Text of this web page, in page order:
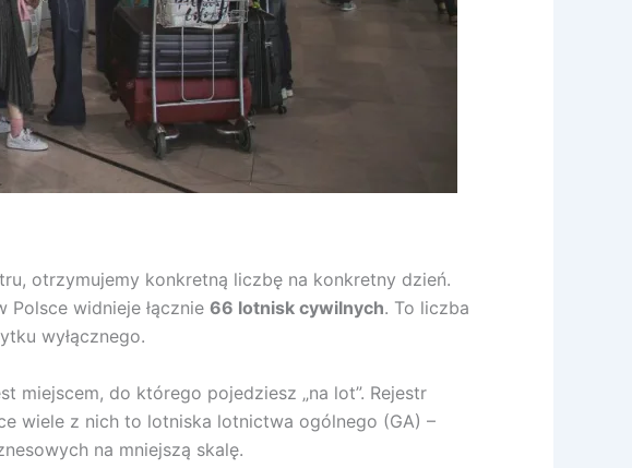
otrzymujemy konkretną liczbę na konkretny dzień.
widnieje łącznie 66 lotnisk cywilnych. To liczba
wyłącznego.
miejscem, do którego pojedziesz „na lot”. Rejestr
wiele z nich to lotniska lotnictwa ogólnego (GA) –
na mniejszą skalę.